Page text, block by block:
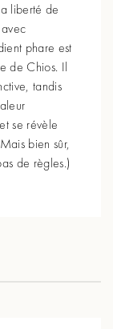
liberté de
phare est
de Chios. Il
tandis
se révèle
bien sûr,
de règles.)